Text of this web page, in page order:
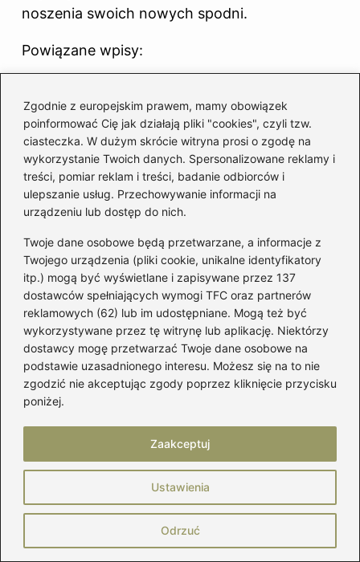
Zgodnie z europejskim prawem, mamy obowiązek
poinformować Cię jak działają pliki "cookies", czyli tzw.
ciasteczka. W dużym skrócie witryna prosi o zgodę na
wykorzystanie Twoich danych. Spersonalizowane reklamy i
treści, pomiar reklam i treści, badanie odbiorców i
ulepszanie usług. Przechowywanie informacji na
urządzeniu lub dostęp do nich.
Twoje dane osobowe będą przetwarzane, a informacje z
Twojego urządzenia (pliki cookie, unikalne identyfikatory
itp.) mogą być wyświetlane i zapisywane przez 137
dostawców spełniających wymogi TFC oraz partnerów
reklamowych (62) lub im udostępniane. Mogą też być
wykorzystywane przez tę witrynę lub aplikację. Niektórzy
dostawcy mogę przetwarzać Twoje dane osobowe na
podstawie uzasadnionego interesu. Możesz się na to nie
zgodzić nie akceptując zgody poprzez kliknięcie przycisku
poniżej.
Ustawienia
Odrzuć
Zaakceptuj
noszenia swoich nowych spodni.
Powiązane wpisy:
beżowo złotej sukienki wybrać?
Jak nosić spódnicę w panterkę i
wyglądać stylowo?
Stylowe połączenia: jaka bluzka najlepiej
pasuje do musztardowej spódnicy?
Jak wybrać idealny rozmiar spodni XXL
męskich?
Twórz modę samodzielnie: jak uszyć
elegancką kamizelkę z futra
Idealne połączenie: jakie buty doskonale
pasują do łososiowej sukienki?
Oto najlepsze propozycje!
Idealne połączenia: jakie buty do żółtej
marynarki wybrać?
Co wybrać: rozmiar S czy M – jaki jest
większy?